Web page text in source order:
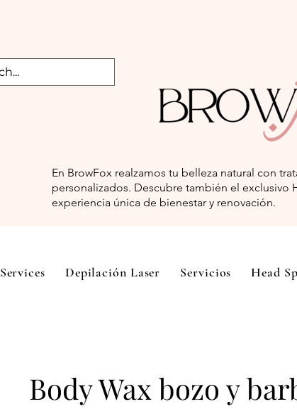
En BrowFox realzamos tu belleza natural con
personalizados. Descubre también el exclusivo
experiencia única de bienestar y renovación.
Services Depilación Laser Servicios Head
Body Wax bozo y